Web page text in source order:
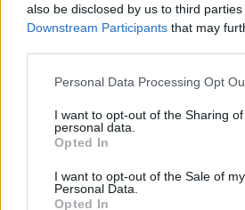
also be disclosed by us to third
Downstream Participants that may
Please note that this website/app
not limited to your visit or usage
grant or deny consent to Google and
use your data for below specified
consent section.
Personal Data Processing Opt
I want to opt-out of the Sharing
personal data.
Opted In
I want to opt-out of the Sale of my
Personal Data.
Opted In
Egészségkalauz
Egészségkalauz
A kiszáradást a testünk
nagymértékű csökkenése
megfelelő működéséhez
folyadék szükséges. A minimum
ideálisnak pedig nyolc pohár